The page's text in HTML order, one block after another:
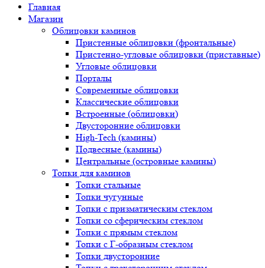
Главная
Магазин
Облицовки каминов
Пристенные облицовки (фронтальные)
Пристенно-угловые облицовки (приставные)
Угловые облицовки
Порталы
Современные облицовки
Классические облицовки
Встроенные (облицовки)
Двусторонние облицовки
High-Tech (камины)
Подвесные (камины)
Центральные (островные камины)
Топки для каминов
Топки стальные
Топки чугунные
Топки с призматическим стеклом
Топки со сферическим стеклом
Топки с прямым стеклом
Топки с Г-образным стеклом
Топки двусторонние